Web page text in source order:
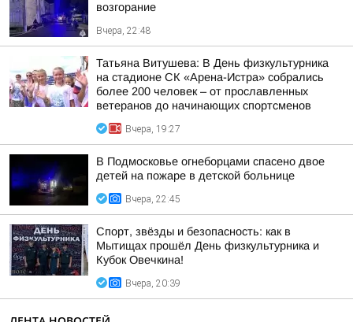
возгорание
Вчера, 22:48
Татьяна Витушева: В День физкультурника
на стадионе СК «Арена-Истра» собрались
более 200 человек – от прославленных
ветеранов до начинающих спортсменов
Вчера, 19:27
В Подмосковье огнеборцами спасено двое
детей на пожаре в детской больнице
Вчера, 22:45
Спорт, звёзды и безопасность: как в
Мытищах прошёл День физкультурника и
Кубок Овечкина!
Вчера, 20:39